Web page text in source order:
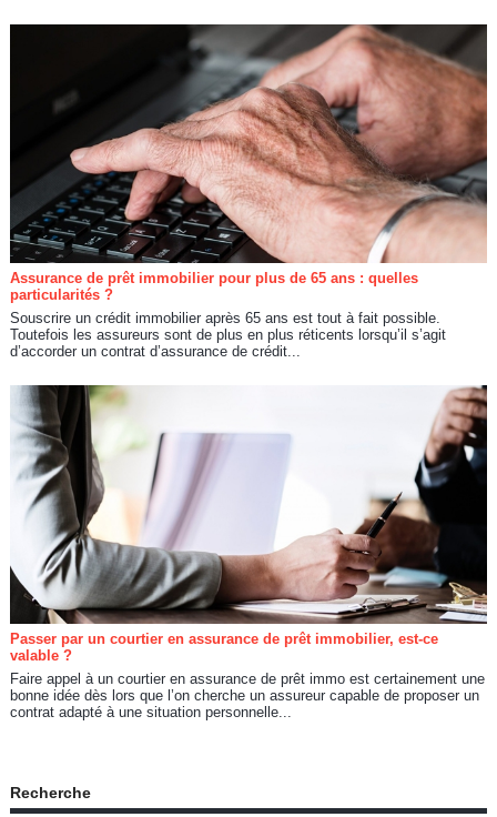
Assurance de prêt immobilier pour plus de 65 ans : quelles
particularités ?
Souscrire un crédit immobilier après 65 ans est tout à fait possible.
Toutefois les assureurs sont de plus en plus réticents lorsqu’il s’agit
d’accorder un contrat d’assurance de crédit...
Passer par un courtier en assurance de prêt immobilier, est-ce
valable ?
Faire appel à un courtier en assurance de prêt immo est certainement une
bonne idée dès lors que l’on cherche un assureur capable de proposer un
contrat adapté à une situation personnelle...
Recherche